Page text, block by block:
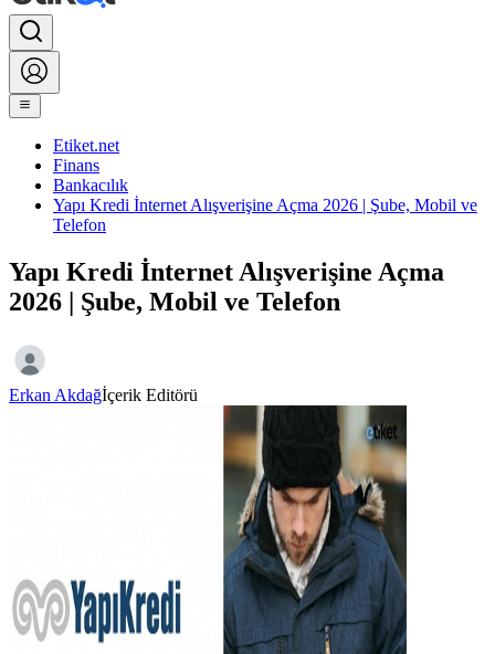
Etiket.net
Finans
Bankacılık
Yapı Kredi İnternet Alışverişine Açma 2026 | Şube, Mobil ve
Telefon
Yapı Kredi İnternet Alışverişine Açma
2026 | Şube, Mobil ve Telefon
Erkan Akdağİçerik Editörü